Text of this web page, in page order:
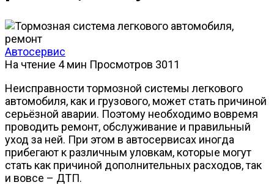
Автосервис
На чтение 4 мин Просмотров 3011
Неисправности тормозной системы легкового
автомобиля, как и грузового, может стать причиной
серьёзной аварии. Поэтому необходимо вовремя
проводить ремонт, обслуживание и правильный
уход за ней. При этом в автосервисах иногда
прибегают к различным уловкам, которые могут
стать как причиной дополнительных расходов, так
и вовсе – ДТП.